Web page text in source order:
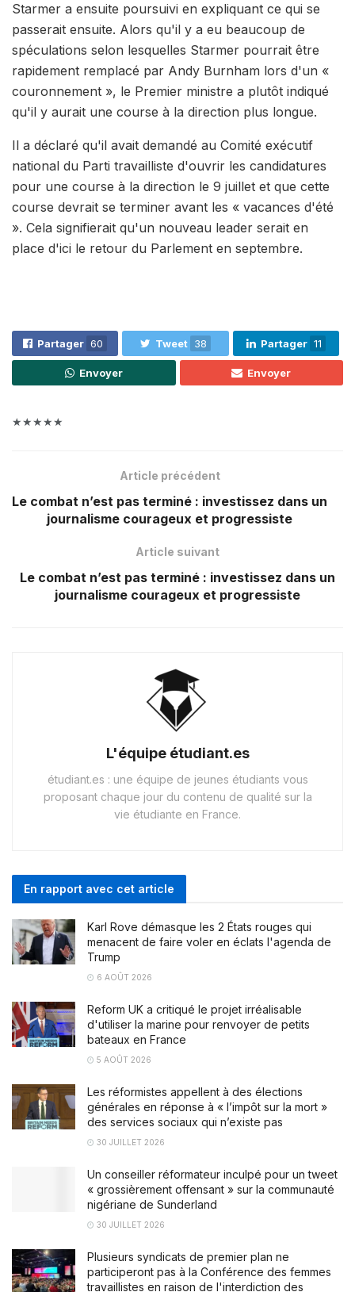
Starmer a ensuite poursuivi en expliquant ce qui se
passerait ensuite. Alors qu'il y a eu beaucoup de
spéculations selon lesquelles Starmer pourrait être
rapidement remplacé par Andy Burnham lors d'un «
couronnement », le Premier ministre a plutôt indiqué
qu'il y aurait une course à la direction plus longue.
Il a déclaré qu'il avait demandé au Comité exécutif
national du Parti travailliste d'ouvrir les candidatures
pour une course à la direction le 9 juillet et que cette
course devrait se terminer avant les « vacances d'été
». Cela signifierait qu'un nouveau leader serait en
place d'ici le retour du Parlement en septembre.
Partager 60 Tweet 38 Partager 11
Envoyer Envoyer
★★★★★
Article précédent
Le combat n’est pas terminé : investissez dans un
journalisme courageux et progressiste
Article suivant
Le combat n’est pas terminé : investissez dans un
journalisme courageux et progressiste
L'équipe étudiant.es
étudiant.es : une équipe de jeunes étudiants vous
proposant chaque jour du contenu de qualité sur la
vie étudiante en France.
En rapport avec cet article
Karl Rove démasque les 2 États rouges qui
menacent de faire voler en éclats l'agenda de
Trump
6 AOÛT 2026
Reform UK a critiqué le projet irréalisable
d'utiliser la marine pour renvoyer de petits
bateaux en France
5 AOÛT 2026
Les réformistes appellent à des élections
générales en réponse à « l’impôt sur la mort »
des services sociaux qui n’existe pas
30 JUILLET 2026
Un conseiller réformateur inculpé pour un tweet
« grossièrement offensant » sur la communauté
nigériane de Sunderland
30 JUILLET 2026
Plusieurs syndicats de premier plan ne
participeront pas à la Conférence des femmes
travaillistes en raison de l'interdiction des